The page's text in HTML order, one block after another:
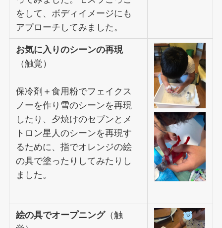
をして、ボディイメージにも
アプローチしてみました。
お気に入りのシーンの再現
（触覚）
保冷剤＋食用粉でフェイクス
ノーを作り雪のシーンを再現
したり、夕焼けのセブンとメ
トロン星人のシーンを再現す
るために、指でオレンジの絵
の具で塗ったりしてみたりし
ました。
絵の具でオープニング（触